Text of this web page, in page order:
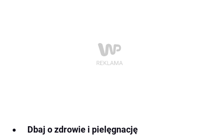
Dbaj o zdrowie i pielęgnację